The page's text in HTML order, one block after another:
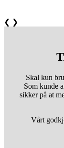
❮ ❯
Skal kun
Som kunde
sikker på at
Vårt